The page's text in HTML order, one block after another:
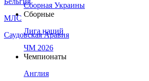
МЛС
Саудовская Аравия
Сборная Украины
Сборные
Лига наций
ЧМ 2026
Чемпионаты
Англия